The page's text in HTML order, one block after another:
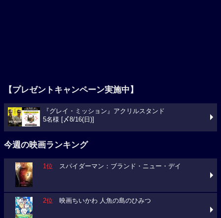
【プレゼントキャンペーン実施中】
『グレイ・ミッション』アクリルスタンド
5名様 [〆8/16(日)]
今週の映画ランキング
1位 スパイダーマン：ブランド・ニュー・デイ
2位 映画ちいかわ 人魚の島のひみつ